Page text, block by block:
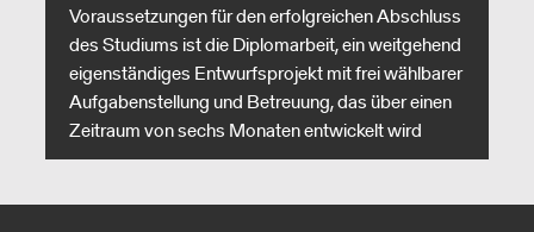
Voraussetzungen für den erfolgreichen Abschluss
des Studiums ist die Diplomarbeit, ein weitgehend
eigenständiges Entwurfsprojekt mit frei wählbarer
Aufgabenstellung und Betreuung, das über einen
Zeitraum von sechs Monaten entwickelt wird